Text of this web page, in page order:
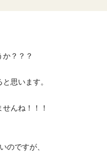
？？？
思います。
んね！！！
のですが、